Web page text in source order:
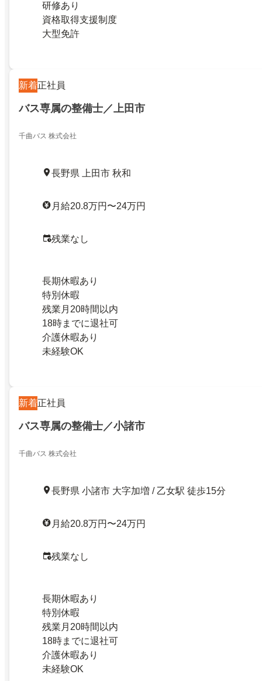
研修あり
資格取得支援制度
大型免許
新着正社員
バス専属の整備士／上田市
千曲バス 株式会社
長野県 上田市 秋和
月給20.8万円〜24万円
残業なし
長期休暇あり
特別休暇
残業月20時間以内
18時までに退社可
介護休暇あり
未経験OK
新着正社員
バス専属の整備士／小諸市
千曲バス 株式会社
長野県 小諸市 大字加増 / 乙女駅 徒歩15分
月給20.8万円〜24万円
残業なし
長期休暇あり
特別休暇
残業月20時間以内
18時までに退社可
介護休暇あり
未経験OK